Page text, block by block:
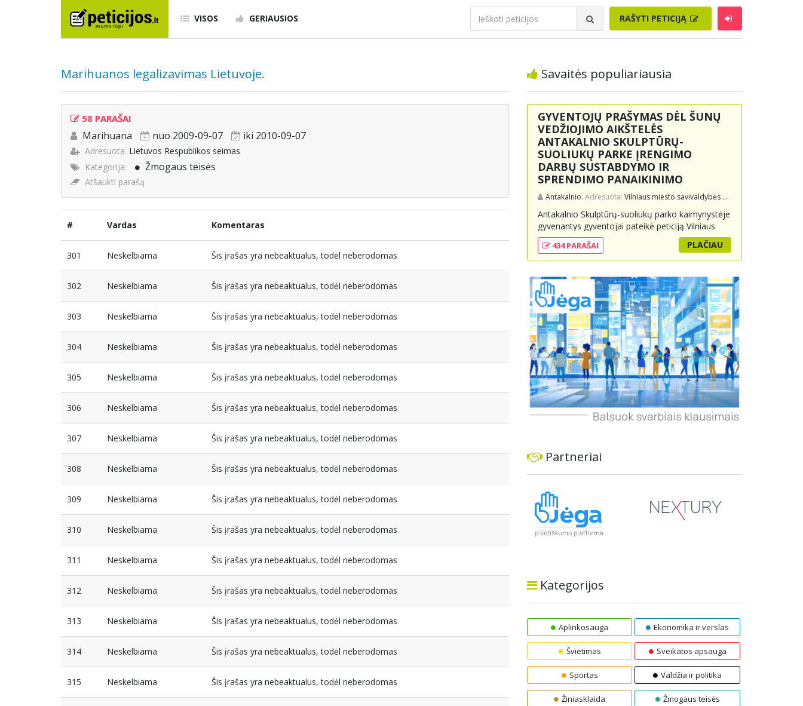
VISOS GERIAUSIOS RAŠYTI PETICIJĄ
Marihuanos legalizavimas Lietuvoje.
58 PARAŠAI
Marihuana nuo 2009-09-07 iki 2010-09-07
Adresuota: Lietuvos Respublikos seimas
Kategorija:
Žmogaus teisės
Atšaukti parašą
# Vardas Komentaras
301 Neskelbiama Šis įrašas yra nebeaktualus, todėl neberodomas
302 Neskelbiama Šis įrašas yra nebeaktualus, todėl neberodomas
303 Neskelbiama Šis įrašas yra nebeaktualus, todėl neberodomas
304 Neskelbiama Šis įrašas yra nebeaktualus, todėl neberodomas
305 Neskelbiama Šis įrašas yra nebeaktualus, todėl neberodomas
306 Neskelbiama Šis įrašas yra nebeaktualus, todėl neberodomas
307 Neskelbiama Šis įrašas yra nebeaktualus, todėl neberodomas
308 Neskelbiama Šis įrašas yra nebeaktualus, todėl neberodomas
309 Neskelbiama Šis įrašas yra nebeaktualus, todėl neberodomas
310 Neskelbiama Šis įrašas yra nebeaktualus, todėl neberodomas
311 Neskelbiama Šis įrašas yra nebeaktualus, todėl neberodomas
312 Neskelbiama Šis įrašas yra nebeaktualus, todėl neberodomas
313 Neskelbiama Šis įrašas yra nebeaktualus, todėl neberodomas
314 Neskelbiama Šis įrašas yra nebeaktualus, todėl neberodomas
315 Neskelbiama Šis įrašas yra nebeaktualus, todėl neberodomas
Savaitės populiariausia
GYVENTOJŲ PRAŠYMAS DĖL ŠUNŲ
VEDŽIOJIMO AIKŠTELĖS
ANTAKALNIO SKULPTŪRŲ-
SUOLIUKŲ PARKE ĮRENGIMO
DARBŲ SUSTABDYMO IR
SPRENDIMO PANAIKINIMO
Antakalnio. Adresuota: Vilniaus miesto savivaldybės administracijai, Vilniaus miesto merui
Antakalnio Skulptūrų-suoliukų parko kaimynystėje
gyvenantys gyventojai pateikė peticiją Vilniaus
miesto savivaldybei, prašydami sustabdyti ir
panaikinti sprendimą dėl šunų vedžiojimo
aikštelės įrengimo parke. Jie teigia, kad projektas
buvo pradėtas neinformavus vietos
bendruomenės ir nesilaikant visuomenės
dalyvavimo principų, o parko teritorija patiria
negrįžtamą žalą. Gyventojai pabrėžia, kad parkas
yra kultūrinės ir rekreacinės vertės vieta, todėl
tokie pokyčiai kenkia vietiniams gyventojams ir
viešajam interesui. Jie siūlo svarstyti alternatyvias
vietas šunų aikštelei ir reikalauja visapusiškai
atkurti parko aplinką, jei sprendimas neįrengti
aikštelės bus priimtas.
434 PARAŠAI PLAČIAU
Partneriai
Kategorijos
Aplinkosauga Ekonomika ir verslas
Švietimas Sveikatos apsauga
Sportas Valdžia ir politika
Žiniasklaida Žmogaus teisės